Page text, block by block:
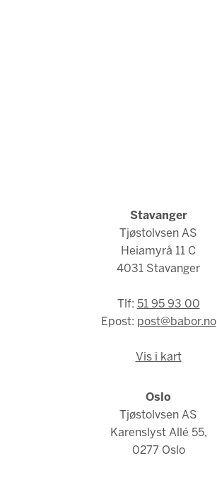
Stavanger
Tjøstolvsen AS
Heiamyrå 11 C
4031 Stavanger
Tlf: 51 95 93 00
Epost: post@babor.no
Vis i kart
Oslo
Tjøstolvsen AS
Karenslyst Allé 55,
0277 Oslo